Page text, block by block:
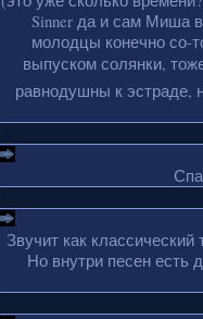
Sinner да и сам Миша
молодцы конечно со-
выпуском солянки,
равнодушны к эстраде,
Звучит как
Но внутри песен есть